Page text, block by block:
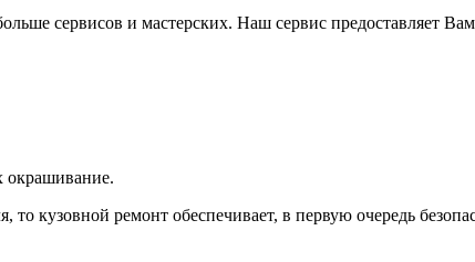
сервисов и мастерских. Наш сервис предоставляет
окрашивание.
то кузовной ремонт обеспечивает, в первую очередь